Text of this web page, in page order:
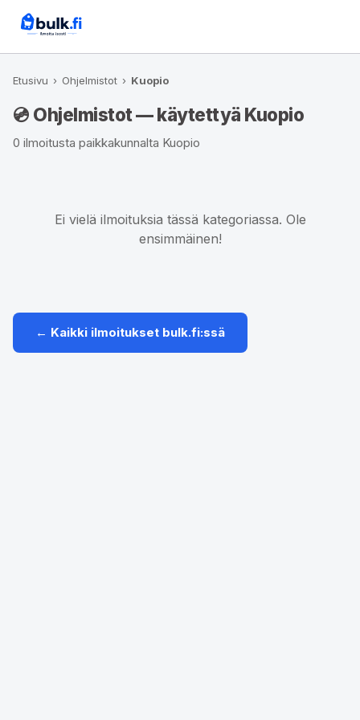
Etusivu › Ohjelmistot › Kuopio
💿 Ohjelmistot — käytettyä Kuopio
0 ilmoitusta paikkakunnalta Kuopio
Ei vielä ilmoituksia tässä kategoriassa. Ole
ensimmäinen!
← Kaikki ilmoitukset bulk.fi:ssä